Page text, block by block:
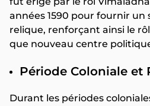
années 1590 pour fournir un
relique, renforçant ainsi le
que nouveau centre
Période Coloniale et
Durant les périodes